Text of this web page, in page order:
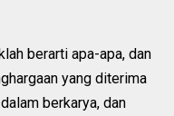
berarti apa-apa, dan
yang diterima
berkarya, dan